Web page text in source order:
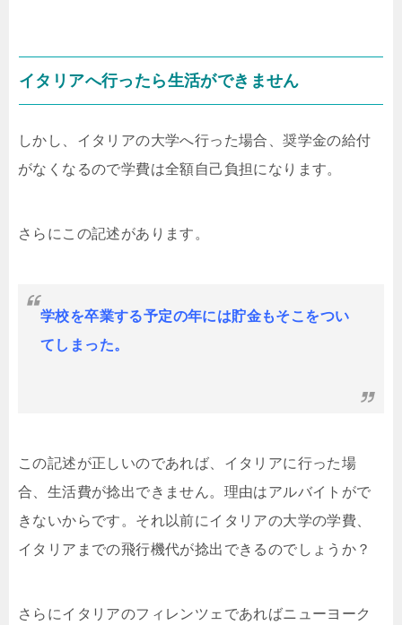
イタリアへ行ったら生活ができません
しかし、イタリアの大学へ行った場合、奨学金の給付
がなくなるので学費は全額自己負担になります。
さらにこの記述があります。
学校を卒業する予定の年には貯金もそこをつい
てしまった。
この記述が正しいのであれば、イタリアに行った場
合、生活費が捻出できません。理由はアルバイトがで
きないからです。それ以前にイタリアの大学の学費、
イタリアまでの飛行機代が捻出できるのでしょうか？
さらにイタリアのフィレンツェであればニューヨーク